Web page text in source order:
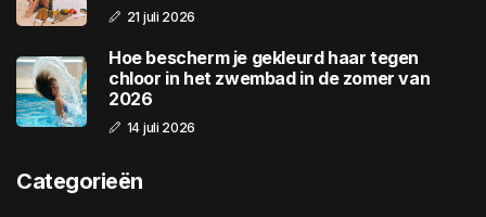
21 juli 2026
Hoe bescherm je gekleurd haar tegen
chloor in het zwembad in de zomer van
2026
14 juli 2026
Categorieën